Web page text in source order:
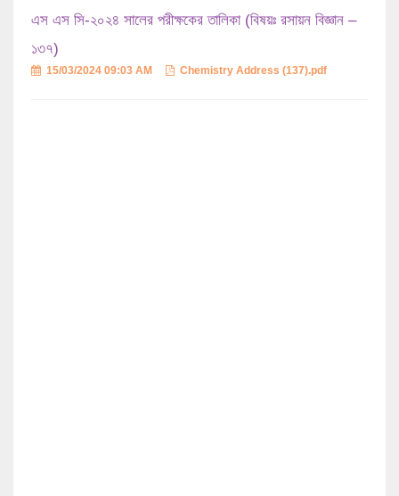
এস এস সি-২০২৪ সালের পরীক্ষকের তালিকা (বিষয়ঃ রসায়ন বিজ্ঞান –
১৩৭)
15/03/2024 09:03 AM Chemistry Address (137).pdf